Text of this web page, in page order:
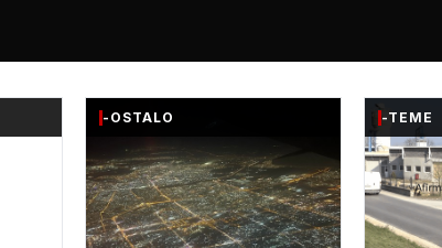
-OSTALO -TEME